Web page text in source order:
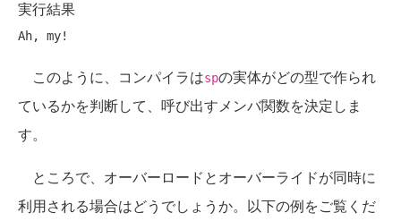
実行結果
このように、コンパイラはspの実体がどの型で作られ
ているかを判断して、呼び出すメンバ関数を決定しま
す。
ところで、オーバーロードとオーバーライドが同時に
利用される場合はどうでしょうか。以下の例をご覧くだ